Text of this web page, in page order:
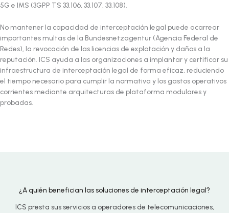
5G e IMS (3GPP TS 33.106, 33.107, 33.108).
No mantener la capacidad de interceptación legal puede acarrear
importantes multas de la Bundesnetzagentur (Agencia Federal de
Redes), la revocación de las licencias de explotación y daños a la
reputación. ICS ayuda a las organizaciones a implantar y certificar su
infraestructura de interceptación legal de forma eficaz, reduciendo
el tiempo necesario para cumplir la normativa y los gastos operativos
corrientes mediante arquitecturas de plataforma modulares y
probadas.
¿A quién benefician las soluciones de interceptación legal?
ICS presta sus servicios a operadores de telecomunicaciones,